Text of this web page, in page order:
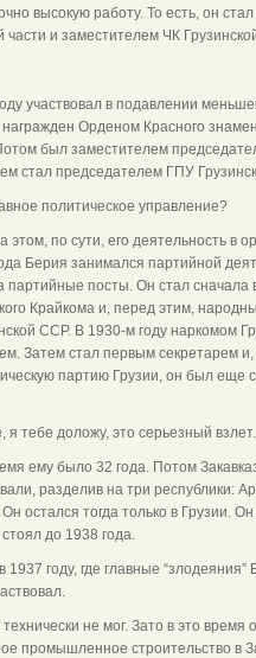
высокую работу. То есть, он
части и заместителем ЧК
участвовал в подавлении
Орденом Красного
был заместителем
стал председателем ГПУ
политическое управление?
этом, по сути, его деятельность в
Берия занимался партийной
партийные посты. Он стал сначала
Крайкома и, перед этим,
ССР. В 1930-м году наркомом
Затем стал первым секретарем и,
партию Грузии, он был еще
я тебе доложу, это серьезный взлет.
ему было 32 года. Потом
разделив на три республики:
остался тогда только в Грузии. Он
до 1938 года.
1937 году, где главные “злодеяния”
не мог. Зато в это время
промышленное строительство в